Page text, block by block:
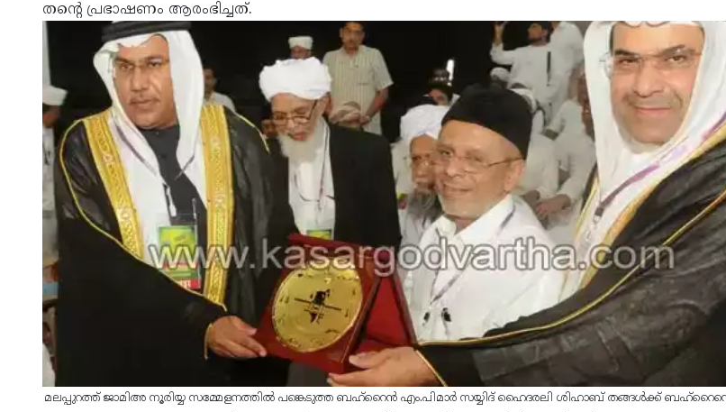
തന്റെ പ്രഭാഷണം ആരംഭിച്ചത്.
മലപ്പുറത്ത് ജാമിഅ നൂരിയ്യ സമ്മേളനത്തില്‍ പങ്കെടുത്ത ബഹ്‌റൈന്‍ എം.പിമാര്‍ സയ്യിദ് ഹൈദരലി ശിഹാബ് തങ്ങള്‍ക്ക്